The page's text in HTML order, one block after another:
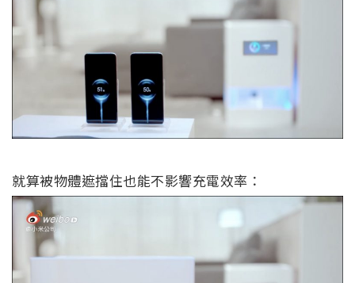
就算被物體遮擋住也能不影響充電效率：